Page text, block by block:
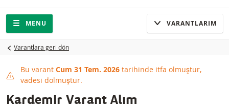
Gezinti
Sitede gezinti
MENU VARANTLARIM
Varantlara geri dön
This product has expired
Bu varant Cum 31 Tem. 2026 tarihinde itfa olmuştur,
vadesi dolmuştur.
Kardemir Varant Alım